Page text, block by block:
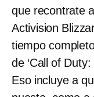
que recontrate
Activision
tiempo
de ‘Call of Duty:
Eso incluye a